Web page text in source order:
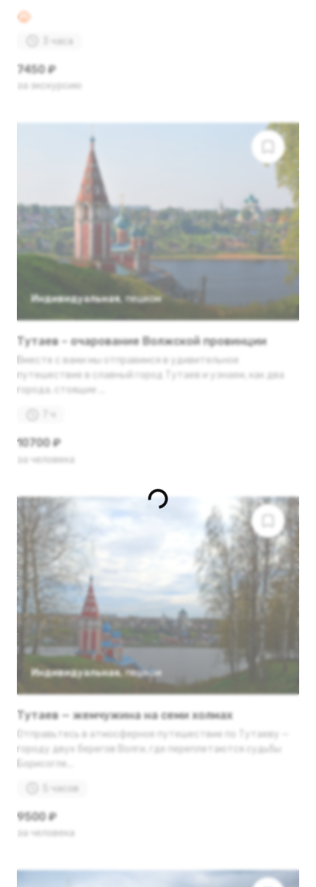
3 часа
7450 ₽
за экскурсию
Индивидуальная, пешком
Тутаев – очарование Волжской провинции
Вместе с вами мы отправимся в удивительное
путешествие в славный город Тутаев и узнаем, как два
города, стоящие ...
10700 ₽
за человека
Индивидуальная, пешком
Тутаев — жемчужина на семи холмах
Отправьтесь в атмосферное путешествие по Тутаеву —
городу двух берегов Волги, где переплетаются судьбы
Борисогле...
5 часов
9500 ₽
за человека